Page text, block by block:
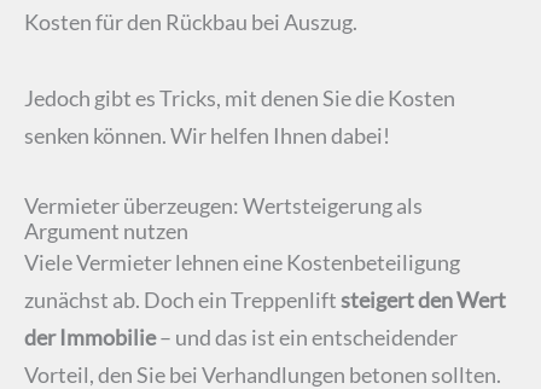
Kosten für den Rückbau bei Auszug.
Jedoch gibt es Tricks, mit denen Sie die Kosten
senken können. Wir helfen Ihnen dabei!
Vermieter überzeugen: Wertsteigerung als
Argument nutzen
Viele Vermieter lehnen eine Kostenbeteiligung
zunächst ab. Doch ein Treppenliftsteigert den Wert
der Immobilie– und das ist ein entscheidender
Vorteil, den Sie bei Verhandlungen betonen sollten.